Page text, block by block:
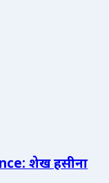
शेख हसीना